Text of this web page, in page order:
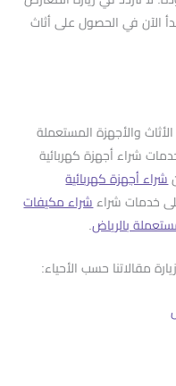
الآن في الحصول على أثاث
والأجهزة المستعملة
شراء أجهزة كهربائية
شراء أجهزة كهربائية
خدمات شراء شراء مكيفات
بالرياض.
مقالاتنا حسب الأحياء: